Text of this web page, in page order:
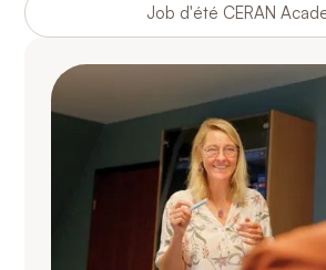
Job d'été CERAN